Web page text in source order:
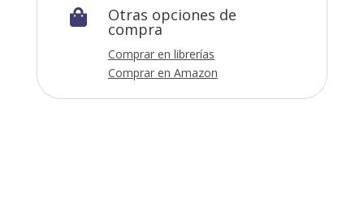
 Otras opciones de
compra
Comprar en librerías
Comprar en Amazon